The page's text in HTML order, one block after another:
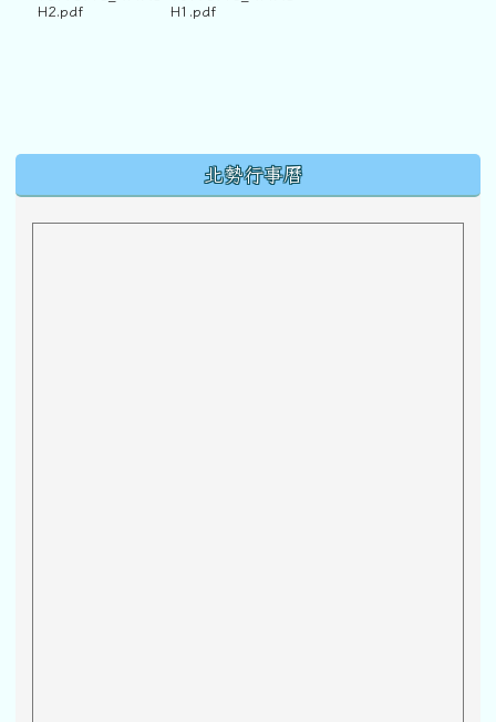
H2.pdf
H1.pdf
北勢行事曆